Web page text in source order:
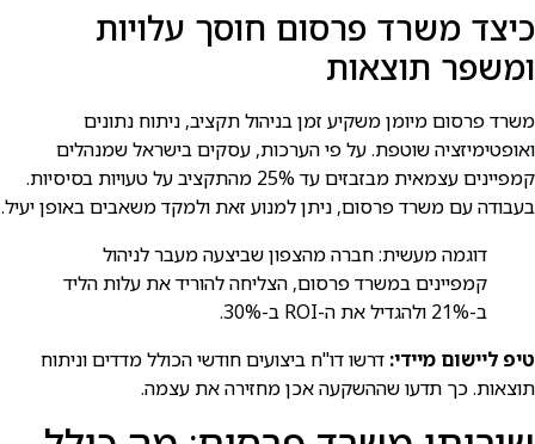
כיצד משרד פרסום חוסך עלויות
ומשפר תוצאות
משרד פרסום מיומן משקיע זמן בניהול תקציב, ניתוח נתונים
ואופטימיזציה שוטפת. על פי הערכות, עסקים בישראל שמנהלים
קמפיינים עצמאית מבזבזים עד 25% מהתקציב על טעויות בסיסיות.
בעבודה עם משרד פרסום, ניתן למנוע זאת ולמקד משאבים באופן יעיל.
דוגמה מעשית: חברה מהצפון שביצעה מעבר לניהול
קמפיינים במשרד פרסום, הצליחה להוריד את עלות הליד
ב-21% ולהגדיל את ה-ROI ב-30%.
טיפ ליישום מיידי: דרשו דו"ח ביצועים חודשי הכולל מדדים וניתוח
תוצאות. כך תדעו שההשקעה אכן מחזירה את עצמה.